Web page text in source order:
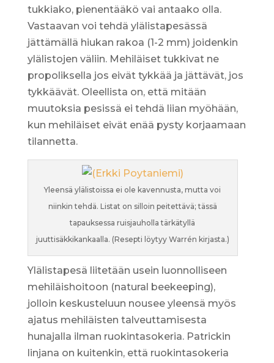
tukkiako, pienentääkö vai antaako olla.
Vastaavan voi tehdä ylälistapesässä
jättämällä hiukan rakoa (1-2 mm) joidenkin
ylälistojen väliin. Mehiläiset tukkivat ne
propoliksella jos eivät tykkää ja jättävät, jos
tykkäävät. Oleellista on, että mitään
muutoksia pesissä ei tehdä liian myöhään,
kun mehiläiset eivät enää pysty korjaamaan
tilannetta.
Yleensä ylälistoissa ei ole kavennusta, mutta voi
niinkin tehdä. Listat on silloin peitettävä; tässä
tapauksessa ruisjauholla tärkätyllä
juuttisäkkikankaalla. (Resepti löytyy Warrén kirjasta.)
Ylälistapesä liitetään usein luonnolliseen
mehiläishoitoon (natural beekeeping),
jolloin keskusteluun nousee yleensä myös
ajatus mehiläisten talveuttamisesta
hunajalla ilman ruokintasokeria. Patrickin
linjana on kuitenkin, että ruokintasokeria